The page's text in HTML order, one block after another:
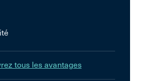
tous les avantages